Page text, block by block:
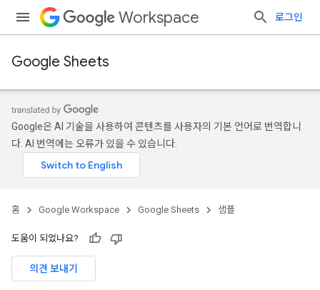
Workspace 로그인
Google Sheets
Google은 AI 기술을 사용하여 콘텐츠를 사용자의 기본 언어로 번역합니
다. AI 번역에는 오류가 있을 수 있습니다.
홈 Google Workspace Google Sheets 샘플
도움이 되었나요?
의견 보내기